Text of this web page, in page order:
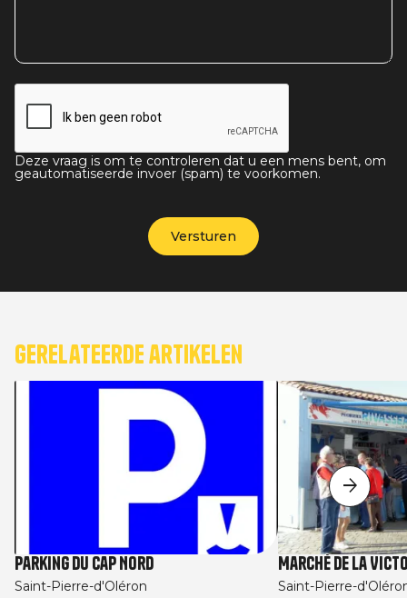
Deze vraag is om te controleren dat u een mens bent, om
geautomatiseerde invoer (spam) te voorkomen.
Gerelateerde artikelen
Parking du Cap Nord
Saint-Pierre-d'Oléron
Marché de La
Saint-Pierre-